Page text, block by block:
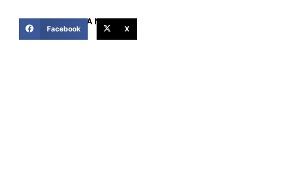
COMPARTIR ESTA NOTICIA
Facebook X